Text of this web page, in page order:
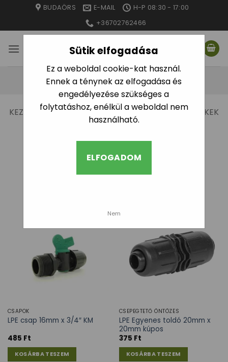
Sütik elfogadása
Ez a weboldal cookie-kat használ.
Ennek a ténynek az elfogadása és
engedélyezése szükséges a
folytatáshoz, enélkül a weboldal nem
használható.
ELFOGADOM
Nem
content
BUDAÖRS E-MAIL
H-P 08:30 - 17:00
+36702762466
KEZDŐLAP / “LPE” CÍMKÉVEL RENDELKEZŐ TERMÉKEK
/ 2. OLDAL
SZŰRÉS
CSAPOK
LPE csap 16mm x 3/4″ KM
485 Ft
KOSÁRBA TESZEM
CSEPEGTETŐ ÖNTÖZÉS
LPE Egyenes toldó 20mm x
20mm kúpos
375 Ft
KOSÁRBA TESZEM